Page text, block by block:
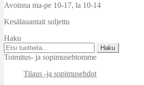
Avoinna ma-pe 10-17, la 10-14
Kesälauantait suljettu
Haku
Etsi:
Haku
Toimitus- ja sopimusehtomme
Tilaus -ja sopimusehdot